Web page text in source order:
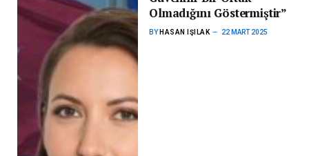
Olmadığını Göstermiştir”
BY HASAN IŞILAK 22 MART 2025